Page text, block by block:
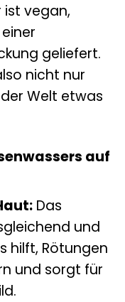
ist vegan,
geliefert.
nicht nur
Welt etwas
auf
Das
und
hilft, Rötungen
und sorgt für